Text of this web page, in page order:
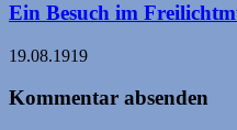
Ein Besuch im
19.08.1919
Kommentar absenden